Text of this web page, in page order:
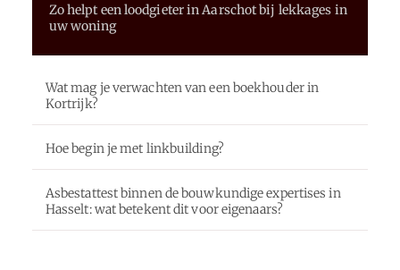
Zo helpt een loodgieter in Aarschot bij lekkages in
uw woning
Wat mag je verwachten van een boekhouder in
Kortrijk?
Hoe begin je met linkbuilding?
Asbestattest binnen de bouwkundige expertises in
Hasselt: wat betekent dit voor eigenaars?